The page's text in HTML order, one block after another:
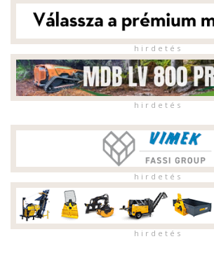
h i r d e t é s
h i r d e t é s
h i r d e t é s
h i r d e t é s